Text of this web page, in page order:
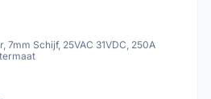
7mm Schijf, 25VAC 31VDC, 250A